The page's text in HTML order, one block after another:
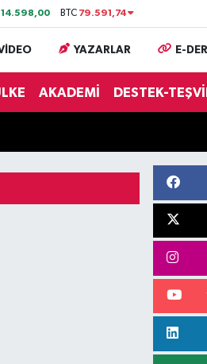
14.598,00 BTC 79.591,74
YAZARLAR E-
AKADEMİ DESTEK-